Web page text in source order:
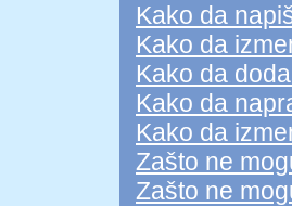
Kako da
Kako da
Kako da
Kako da
Kako da
Zašto ne
Zašto ne